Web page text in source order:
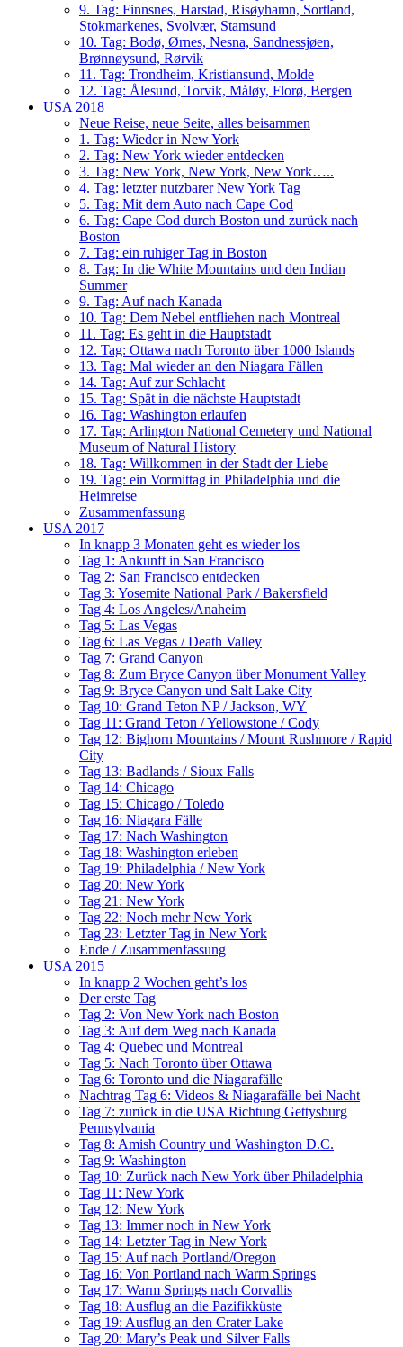
9. Tag: Finnsnes, Harstad, Risøyhamn, Sortland,
Stokmarkenes, Svolvær, Stamsund
10. Tag: Bodø, Ørnes, Nesna, Sandnessjøen,
Brønnøysund, Rørvik
11. Tag: Trondheim, Kristiansund, Molde
12. Tag: Ålesund, Torvik, Måløy, Florø, Bergen
USA 2018
Neue Reise, neue Seite, alles beisammen
1. Tag: Wieder in New York
2. Tag: New York wieder entdecken
3. Tag: New York, New York, New York…..
4. Tag: letzter nutzbarer New York Tag
5. Tag: Mit dem Auto nach Cape Cod
6. Tag: Cape Cod durch Boston und zurück nach
Boston
7. Tag: ein ruhiger Tag in Boston
8. Tag: In die White Mountains und den Indian
Summer
9. Tag: Auf nach Kanada
10. Tag: Dem Nebel entfliehen nach Montreal
11. Tag: Es geht in die Hauptstadt
12. Tag: Ottawa nach Toronto über 1000 Islands
13. Tag: Mal wieder an den Niagara Fällen
14. Tag: Auf zur Schlacht
15. Tag: Spät in die nächste Hauptstadt
16. Tag: Washington erlaufen
17. Tag: Arlington National Cemetery und National
Museum of Natural History
18. Tag: Willkommen in der Stadt der Liebe
19. Tag: ein Vormittag in Philadelphia und die
Heimreise
Zusammenfassung
USA 2017
In knapp 3 Monaten geht es wieder los
Tag 1: Ankunft in San Francisco
Tag 2: San Francisco entdecken
Tag 3: Yosemite National Park / Bakersfield
Tag 4: Los Angeles/Anaheim
Tag 5: Las Vegas
Tag 6: Las Vegas / Death Valley
Tag 7: Grand Canyon
Tag 8: Zum Bryce Canyon über Monument Valley
Tag 9: Bryce Canyon und Salt Lake City
Tag 10: Grand Teton NP / Jackson, WY
Tag 11: Grand Teton / Yellowstone / Cody
Tag 12: Bighorn Mountains / Mount Rushmore / Rapid
City
Tag 13: Badlands / Sioux Falls
Tag 14: Chicago
Tag 15: Chicago / Toledo
Tag 16: Niagara Fälle
Tag 17: Nach Washington
Tag 18: Washington erleben
Tag 19: Philadelphia / New York
Tag 20: New York
Tag 21: New York
Tag 22: Noch mehr New York
Tag 23: Letzter Tag in New York
Ende / Zusammenfassung
USA 2015
In knapp 2 Wochen geht’s los
Der erste Tag
Tag 2: Von New York nach Boston
Tag 3: Auf dem Weg nach Kanada
Tag 4: Quebec und Montreal
Tag 5: Nach Toronto über Ottawa
Tag 6: Toronto und die Niagarafälle
Nachtrag Tag 6: Videos & Niagarafälle bei Nacht
Tag 7: zurück in die USA Richtung Gettysburg
Pennsylvania
Tag 8: Amish Country und Washington D.C.
Tag 9: Washington
Tag 10: Zurück nach New York über Philadelphia
Tag 11: New York
Tag 12: New York
Tag 13: Immer noch in New York
Tag 14: Letzter Tag in New York
Tag 15: Auf nach Portland/Oregon
Tag 16: Von Portland nach Warm Springs
Tag 17: Warm Springs nach Corvallis
Tag 18: Ausflug an die Pazifikküste
Tag 19: Ausflug an den Crater Lake
Tag 20: Mary’s Peak und Silver Falls